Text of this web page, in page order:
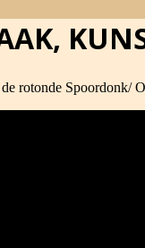
rotonde Spoordonk/